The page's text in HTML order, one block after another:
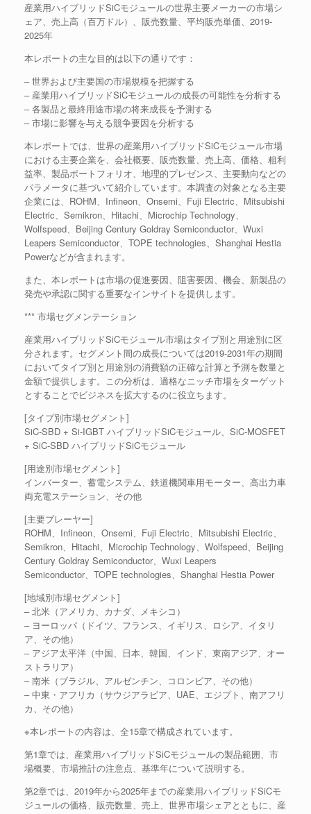
産業用ハイブリッドSiCモジュールの世界主要メーカーの市場シ
ェア、売上高（百万ドル）、販売数量、平均販売単価、2019-
2025年
本レポートの主な目的は以下の通りです：
– 世界および主要国の市場規模を把握する
– 産業用ハイブリッドSiCモジュールの成長の可能性を分析する
– 各製品と最終用途市場の将来成長を予測する
– 市場に影響を与える競争要因を分析する
本レポートでは、世界の産業用ハイブリッドSiCモジュール市場
における主要企業を、会社概要、販売数量、売上高、価格、粗利
益率、製品ポートフォリオ、地理的プレゼンス、主要動向などの
パラメータに基づいて紹介しています。本調査の対象となる主要
企業には、ROHM、Infineon、Onsemi、Fuji Electric、Mitsubishi
Electric、Semikron、Hitachi、Microchip Technology、
Wolfspeed、Beijing Century Goldray Semiconductor、Wuxi
Leapers Semiconductor、TOPE technologies、Shanghai Hestia
Powerなどが含まれます。
また、本レポートは市場の促進要因、阻害要因、機会、新製品の
発売や承認に関する重要なインサイトを提供します。
*** 市場セグメンテーション
産業用ハイブリッドSiCモジュール市場はタイプ別と用途別に区
分されます。セグメント間の成長については2019-2031年の期間
においてタイプ別と用途別の消費額の正確な計算と予測を数量と
金額で提供します。この分析は、適格なニッチ市場をターゲット
とすることでビジネスを拡大するのに役立ちます。
[タイプ別市場セグメント]
SiC-SBD + Si-IGBT ハイブリッドSiCモジュール、SiC-MOSFET
+ SiC-SBD ハイブリッドSiCモジュール
[用途別市場セグメント]
インバーター、蓄電システム、鉄道機関車用モーター、高出力車
両充電ステーション、その他
[主要プレーヤー]
ROHM、Infineon、Onsemi、Fuji Electric、Mitsubishi Electric、
Semikron、Hitachi、Microchip Technology、Wolfspeed、Beijing
Century Goldray Semiconductor、Wuxi Leapers
Semiconductor、TOPE technologies、Shanghai Hestia Power
[地域別市場セグメント]
– 北米（アメリカ、カナダ、メキシコ）
– ヨーロッパ（ドイツ、フランス、イギリス、ロシア、イタリ
ア、その他）
– アジア太平洋（中国、日本、韓国、インド、東南アジア、オー
ストラリア）
– 南米（ブラジル、アルゼンチン、コロンビア、その他）
– 中東・アフリカ（サウジアラビア、UAE、エジプト、南アフリ
カ、その他）
※本レポートの内容は、全15章で構成されています。
第1章では、産業用ハイブリッドSiCモジュールの製品範囲、市
場概要、市場推計の注意点、基準年について説明する。
第2章では、2019年から2025年までの産業用ハイブリッドSiCモ
ジュールの価格、販売数量、売上、世界市場シェアとともに、産